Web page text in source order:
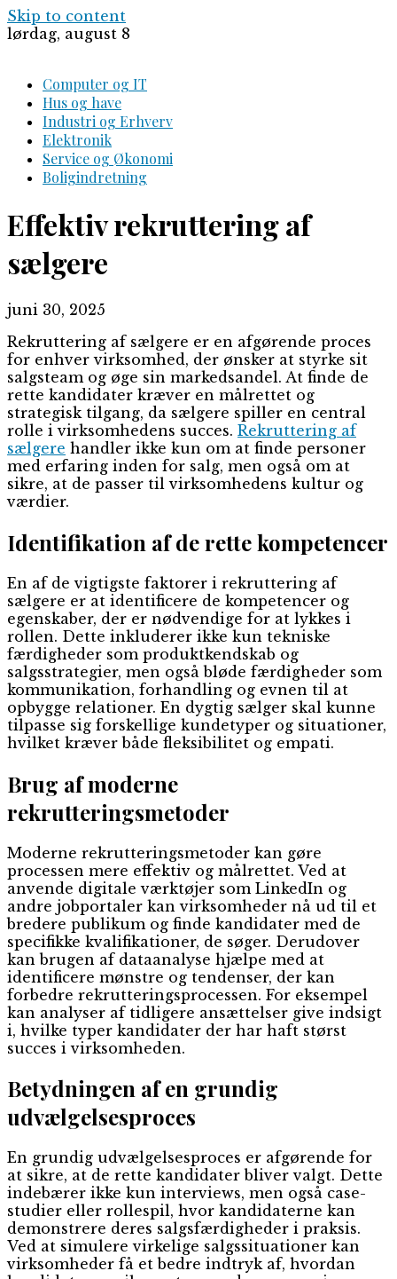
Skip to content
lørdag, august 8
Computer og IT
Hus og have
Industri og Erhverv
Elektronik
Service og Økonomi
Boligindretning
Effektiv rekruttering af
sælgere
juni 30, 2025
Rekruttering af sælgere er en afgørende proces
for enhver virksomhed, der ønsker at styrke sit
salgsteam og øge sin markedsandel. At finde de
rette kandidater kræver en målrettet og
strategisk tilgang, da sælgere spiller en central
rolle i virksomhedens succes. Rekruttering af
sælgere handler ikke kun om at finde personer
med erfaring inden for salg, men også om at
sikre, at de passer til virksomhedens kultur og
værdier.
Identifikation af de rette kompetencer
En af de vigtigste faktorer i rekruttering af
sælgere er at identificere de kompetencer og
egenskaber, der er nødvendige for at lykkes i
rollen. Dette inkluderer ikke kun tekniske
færdigheder som produktkendskab og
salgsstrategier, men også bløde færdigheder som
kommunikation, forhandling og evnen til at
opbygge relationer. En dygtig sælger skal kunne
tilpasse sig forskellige kundetyper og situationer,
hvilket kræver både fleksibilitet og empati.
Brug af moderne
rekrutteringsmetoder
Moderne rekrutteringsmetoder kan gøre
processen mere effektiv og målrettet. Ved at
anvende digitale værktøjer som LinkedIn og
andre jobportaler kan virksomheder nå ud til et
bredere publikum og finde kandidater med de
specifikke kvalifikationer, de søger. Derudover
kan brugen af dataanalyse hjælpe med at
identificere mønstre og tendenser, der kan
forbedre rekrutteringsprocessen. For eksempel
kan analyser af tidligere ansættelser give indsigt
i, hvilke typer kandidater der har haft størst
succes i virksomheden.
Betydningen af en grundig
udvælgelsesproces
En grundig udvælgelsesproces er afgørende for
at sikre, at de rette kandidater bliver valgt. Dette
indebærer ikke kun interviews, men også case-
studier eller rollespil, hvor kandidaterne kan
demonstrere deres salgsfærdigheder i praksis.
Ved at simulere virkelige salgssituationer kan
virksomheder få et bedre indtryk af, hvordan